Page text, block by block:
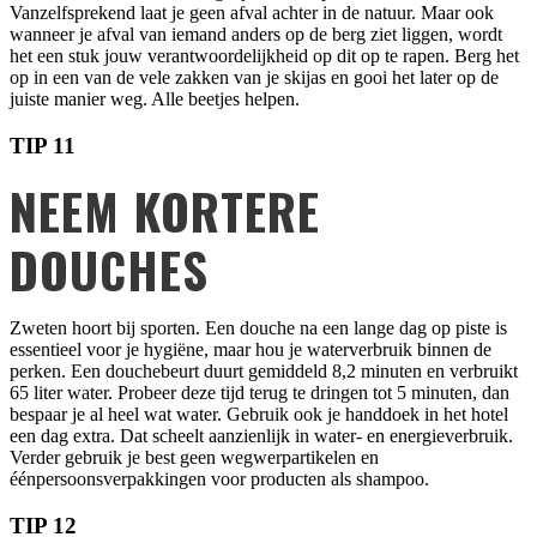
Vanzelfsprekend laat je geen afval achter in de natuur. Maar ook
wanneer je afval van iemand anders op de berg ziet liggen, wordt
het een stuk jouw verantwoordelijkheid op dit op te rapen. Berg het
op in een van de vele zakken van je skijas en gooi het later op de
juiste manier weg. Alle beetjes helpen.
TIP 11
NEEM KORTERE
DOUCHES
Zweten hoort bij sporten. Een douche na een lange dag op piste is
essentieel voor je hygiëne, maar hou je waterverbruik binnen de
perken. Een douchebeurt duurt gemiddeld 8,2 minuten en verbruikt
65 liter water. Probeer deze tijd terug te dringen tot 5 minuten, dan
bespaar je al heel wat water. Gebruik ook je handdoek in het hotel
een dag extra. Dat scheelt aanzienlijk in water- en energieverbruik.
Verder gebruik je best geen wegwerpartikelen en
éénpersoonsverpakkingen voor producten als shampoo.
TIP 12